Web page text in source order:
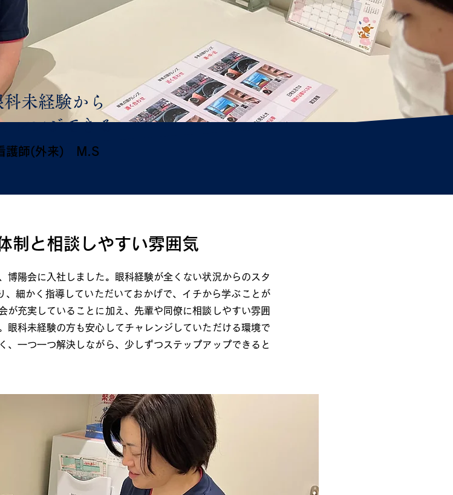
科未経験から
レンジできる
護師(外来) M.S
制と相談しやすい雰囲気
陽会に入社しました。眼科経験が全くない状況からのスタ
細かく指導していただいておかげで、イチから学ぶことが
が充実していることに加え、先輩や同僚に相談しやすい雰囲
眼科未経験の方も安心してチャレンジしていただける環境で
、一つ一つ解決しながら、少しずつステップアップできると